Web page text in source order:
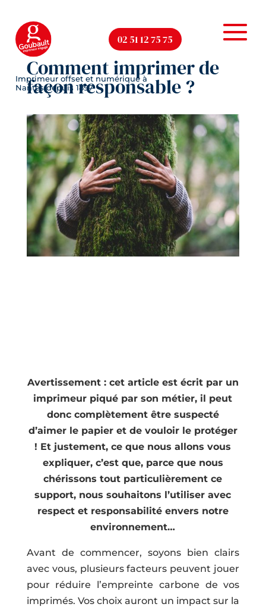
02 51 12 75 75
Comment imprimer de
façon responsable ?
Avertissement : cet article est écrit par un
imprimeur piqué par son métier, il peut
donc complètement être suspecté
d’aimer le papier et de vouloir le protéger
! Et justement, ce que nous allons vous
expliquer, c’est que, parce que nous
chérissons tout particulièrement ce
support, nous souhaitons l’utiliser avec
respect et responsabilité envers notre
environnement…
Avant de commencer, soyons bien clairs
avec vous, plusieurs facteurs peuvent jouer
pour réduire l’empreinte carbone de vos
imprimés. Vos choix auront un impact sur la